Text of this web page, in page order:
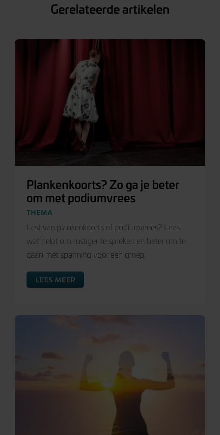
Gerelateerde artikelen
Plankenkoorts? Zo ga je beter
om met podiumvrees
THEMA
Last van plankenkoorts of podiumvrees? Lees
wat helpt om rustiger te spreken en beter om te
gaan met spanning voor een groep.
LEES MEER